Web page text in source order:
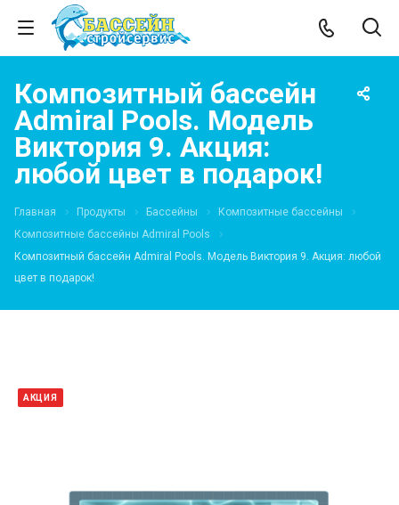
Композитный бассейн
Admiral Pools. Модель
Виктория 9. Акция:
любой цвет в подарок!
Главная Продукты Бассейны
Композитные бассейны
Композитные бассейны Admiral Pools
Композитный бассейн Admiral Pools. Модель Виктория 9. Акция: любой
цвет в подарок!
АКЦИЯ